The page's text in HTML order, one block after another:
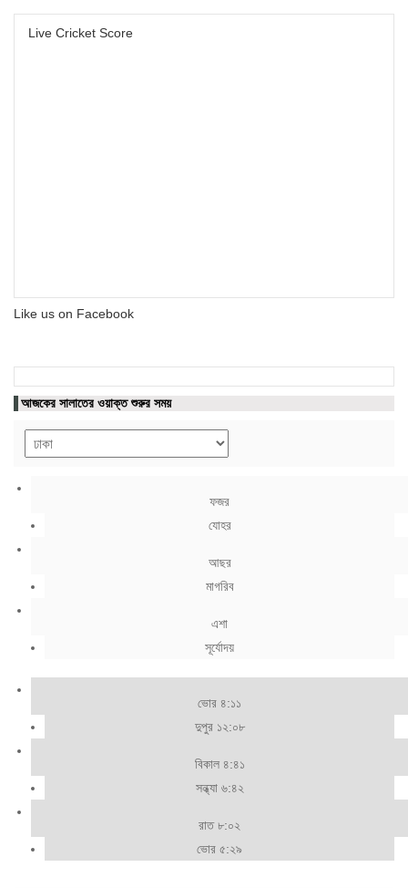
Live Cricket Score
Like us on Facebook
আজকের সালাতের ওয়াক্ত শুরুর সময়
ফজর
যোহর
আছর
মাগরিব
এশা
সূর্যোদয়
ভোর ৪:১১
দুপুর ১২:০৮
বিকাল ৪:৪১
সন্ধ্যা ৬:৪২
রাত ৮:০২
ভোর ৫:২৯